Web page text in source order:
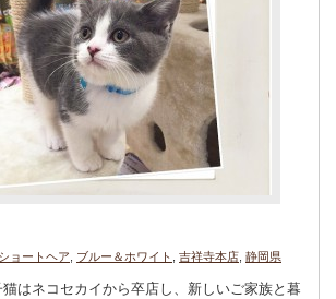
ショートヘア ブルー＆ホワイト 吉祥寺本店 静岡県
猫はネコセカイから卒店し、新しいご家族と暮